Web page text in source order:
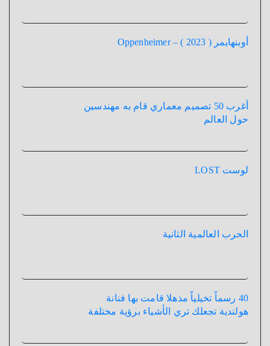
أوبنهايمر ( 2023 ) – Oppenheimer
أغرب 50 تصميم معماري قام به مهندسين
حول العالم
لوست LOST
الحرب العالمية الثانية
40 رسماً تخيلياً مذهلا قامت بها فنانة
هولندية تجعلك تري الأشياء برؤية مختلفة